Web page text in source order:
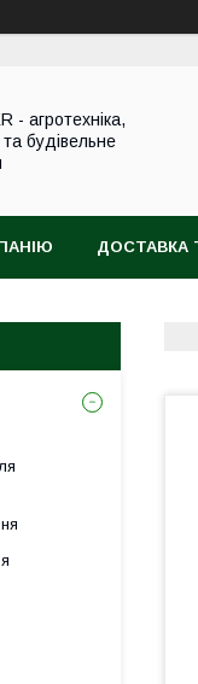
- агротехніка,
будівельне
ДОСТАВКА